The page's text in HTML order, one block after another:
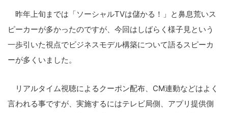
昨年上旬までは「ソーシャルTVは儲かる！」と鼻息荒いス
ピーカーが多かったのですが、今回はしばらく様子見という
一歩引いた視点でビジネスモデル構築について語るスピーカ
ーが多くいました。
リアルタイム視聴によるクーポン配布、CM連動などはよく
言われる事ですが、実施するにはテレビ局側、アプリ提供側